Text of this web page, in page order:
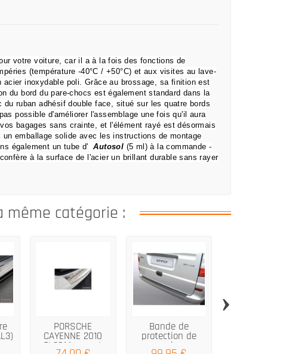
votre voiture, car il a à la fois des fonctions de
(température -40°C / +50°C) et aux visites au lave-
acier inoxydable poli.Grâce au brossage, sa finition est
du bord du pare-chocs est également standard dans la
du ruban adhésif double face, situé sur les quatre bords
possible d'améliorer l'assemblage une fois qu'il aura
bagages sans crainte, et l'élément rayé est désormais
emballage solide avec les instructions de montage
également un tube d' Autosol (5 ml) à la commande -
à la surface de l'acier un brillant durable sans rayer
même catégorie :
PORSCHE
CAYENNE 2010
FL2014 argent
Bande de
protection de
parechocs
›